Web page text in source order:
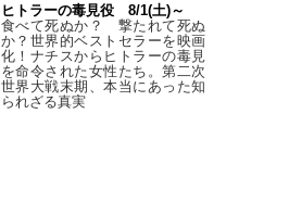
ヒトラーの毒見役 8/1(土)～
食べて死ぬか？ 撃たれて死ぬ
か？世界的ベストセラーを映画
化！ナチスからヒトラーの毒見
を命令された女性たち。第二次
世界大戦末期、本当にあった知
られざる真実